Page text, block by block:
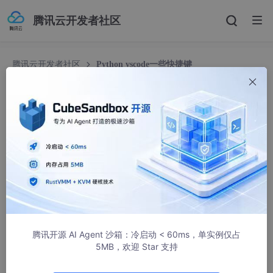
腾讯云开发者社区
腾讯云开发者社区 Python vscode一些快捷键
Python vscode一些快捷键
早起CaiCai
603人浏览 · 2020-11-20 21:49:57
撤销很重要；恢复也很重要（可能撤销完就后悔了）
腾讯开源 AI Agent 沙箱：冷启动 < 60ms，单实例仅占
5MB，欢迎 Star 支持